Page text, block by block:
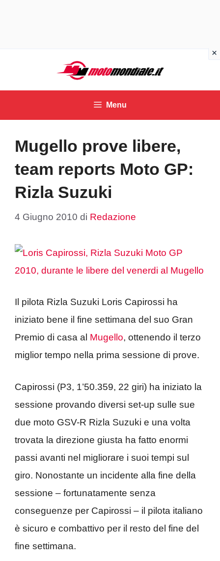
contenuto
Menu
Mugello prove libere,
team reports Moto GP:
Rizla Suzuki
4 Giugno 2010 di Redazione
Il pilota Rizla Suzuki Loris Capirossi ha
iniziato bene il fine settimana del suo Gran
Premio di casa al Mugello, ottenendo il terzo
miglior tempo nella prima sessione di prove.
Capirossi (P3, 1’50.359, 22 giri) ha iniziato la
sessione provando diversi set-up sulle sue
due moto GSV-R Rizla Suzuki e una volta
trovata la direzione giusta ha fatto enormi
passi avanti nel migliorare i suoi tempi sul
giro. Nonostante un incidente alla fine della
sessione – fortunatamente senza
conseguenze per Capirossi – il pilota italiano
è sicuro e combattivo per il resto del fine del
fine settimana.